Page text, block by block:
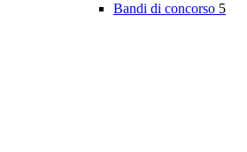
Bandi di concorso 5